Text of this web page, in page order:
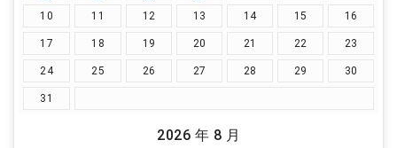
2026 年 8 月
10 11 12 13 14 15 16
17 18 19 20 21 22 23
24 25 26 27 28 29 30
31